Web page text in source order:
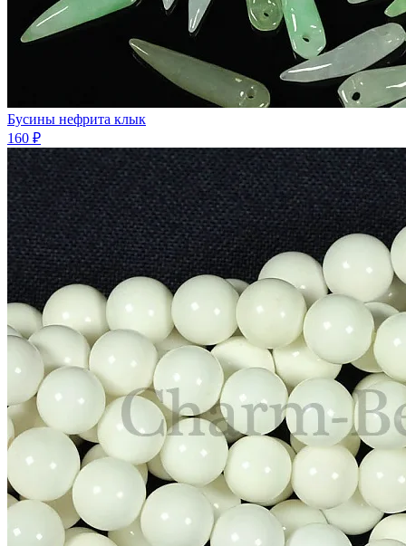
Бусины нефрита клык
160 ₽